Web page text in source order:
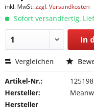
inkl. MwSt.zzgl. Versandkosten
Sofort versandfertig,
In
Vergleichen
Artikel-Nr.:
125198
Hersteller:
Hersteller